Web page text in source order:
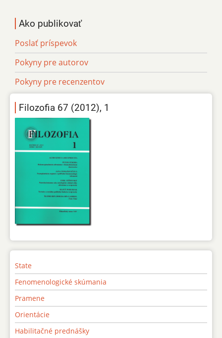
Ako publikovať
Poslať príspevok
Pokyny pre autorov
Pokyny pre recenzentov
Filozofia 67 (2012), 1
State
Fenomenologické skúmania
Pramene
Orientácie
Habilitačné prednášky